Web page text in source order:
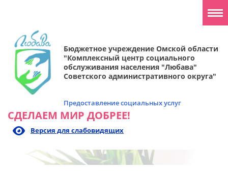
Бюджетное учреждение Омской области
"Комплексный центр социального
обслуживания населения "Любава"
Советского административного округа"
Предоставление социальных услуг
СДЕЛАЕМ МИР ДОБРЕЕ!
Версия для слабовидящих